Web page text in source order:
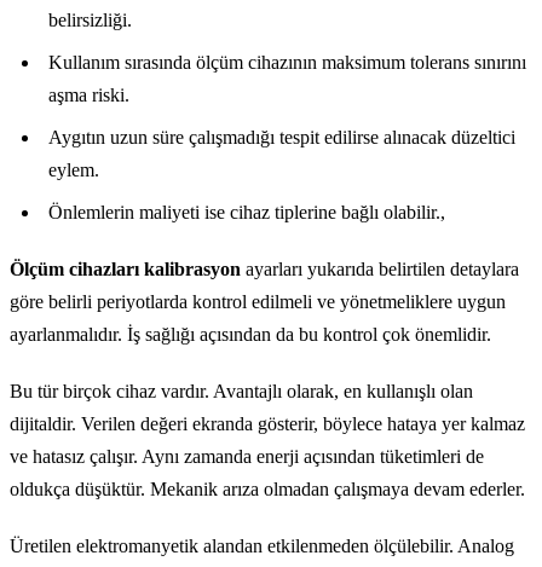
belirsizliği.
Kullanım sırasında ölçüm cihazının maksimum tolerans sınırını
aşma riski.
Aygıtın uzun süre çalışmadığı tespit edilirse alınacak düzeltici
eylem.
Önlemlerin maliyeti ise cihaz tiplerine bağlı olabilir.,
Ölçüm cihazları kalibrasyon ayarları yukarıda belirtilen detaylara
göre belirli periyotlarda kontrol edilmeli ve yönetmeliklere uygun
ayarlanmalıdır. İş sağlığı açısından da bu kontrol çok önemlidir.
Bu tür birçok cihaz vardır. Avantajlı olarak, en kullanışlı olan
dijitaldir. Verilen değeri ekranda gösterir, böylece hataya yer kalmaz
ve hatasız çalışır. Aynı zamanda enerji açısından tüketimleri de
oldukça düşüktür. Mekanik arıza olmadan çalışmaya devam ederler.
Üretilen elektromanyetik alandan etkilenmeden ölçülebilir. Analog